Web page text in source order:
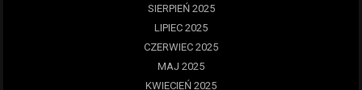
SIERPIEŃ 2025
LIPIEC 2025
CZERWIEC 2025
MAJ 2025
KWIECIEŃ 2025